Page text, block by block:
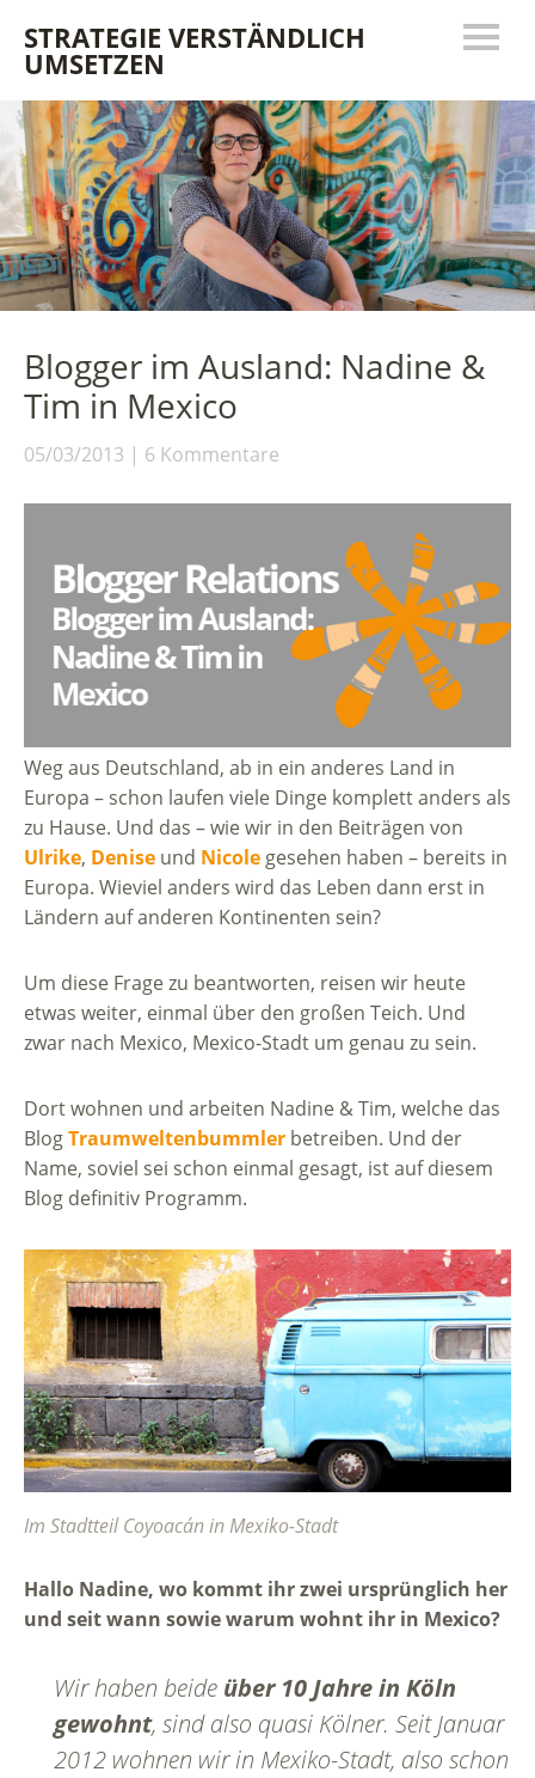
STRATEGIE VERSTÄNDLICH
UMSETZEN
Blogger im Ausland: Nadine &
Tim in Mexico
05/03/2013 6 Kommentare
Weg aus Deutschland, ab in ein anderes Land in
Europa – schon laufen viele Dinge komplett anders als
zu Hause. Und das – wie wir in den Beiträgen von
Ulrike, Denise und Nicole gesehen haben – bereits in
Europa. Wieviel anders wird das Leben dann erst in
Ländern auf anderen Kontinenten sein?
Um diese Frage zu beantworten, reisen wir heute
etwas weiter, einmal über den großen Teich. Und
zwar nach Mexico, Mexico-Stadt um genau zu sein.
Dort wohnen und arbeiten Nadine & Tim, welche das
BlogTraumweltenbummler betreiben. Und der
Name, soviel sei schon einmal gesagt, ist auf diesem
Blog definitiv Programm.
Im Stadtteil Coyoacán in Mexiko-Stadt
Hallo Nadine, wo kommt ihr zwei ursprünglich her
und seit wann sowie warum wohnt ihr in Mexico?
Wir haben beide über 10 Jahre in Köln
gewohnt, sind also quasi Kölner. Seit Januar
2012 wohnen wir in Mexiko-Stadt, also schon